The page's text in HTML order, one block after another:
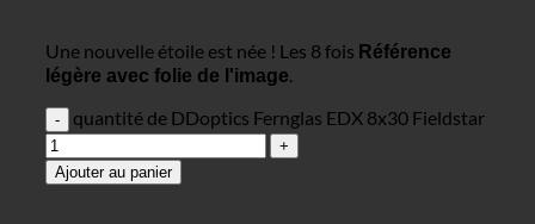
Une nouvelle étoile est née ! Les 8 fois Référence
légère avec folie de l'image.
quantité de DDoptics Fernglas EDX 8x30 Fieldstar
Ajouter au panier